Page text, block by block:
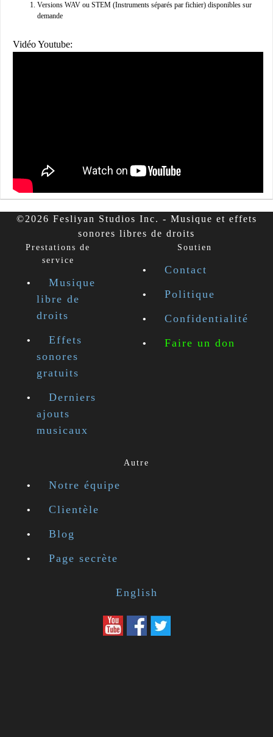
Versions WAV ou STEM (Instruments séparés par fichier) disponibles sur
demande
Vidéo Youtube:
©2026 Fesliyan Studios Inc. - Musique et effets
sonores libres de droits
Prestations de
service
Musique
libre de
droits
Effets
sonores
gratuits
Derniers
ajouts
musicaux
Soutien
Contact
Politique
Confidentialité
Faire un don
Autre
Notre équipe
Clientèle
Blog
Page secrète
English